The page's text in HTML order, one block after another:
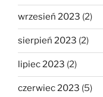
wrzesień 2023 (2)
sierpień 2023 (2)
lipiec 2023 (2)
czerwiec 2023 (5)